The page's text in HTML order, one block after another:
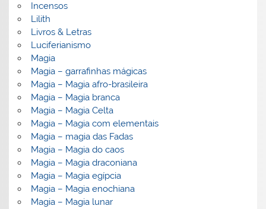
Incensos
Lilith
Livros & Letras
Luciferianismo
Magia
Magia – garrafinhas mágicas
Magia – Magia afro-brasileira
Magia – Magia branca
Magia – Magia Celta
Magia – Magia com elementais
Magia – magia das Fadas
Magia – Magia do caos
Magia – Magia draconiana
Magia – Magia egípcia
Magia – Magia enochiana
Magia – Magia lunar